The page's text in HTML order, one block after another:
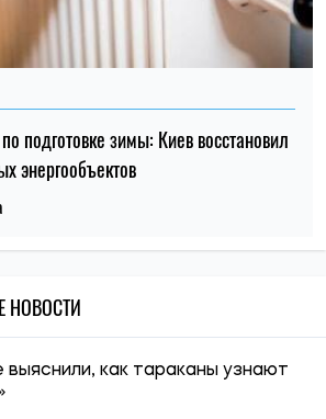
подготовке зимы: Киев восстановил
энергообъектов
НОВОСТИ
выяснили, как тараканы узнают